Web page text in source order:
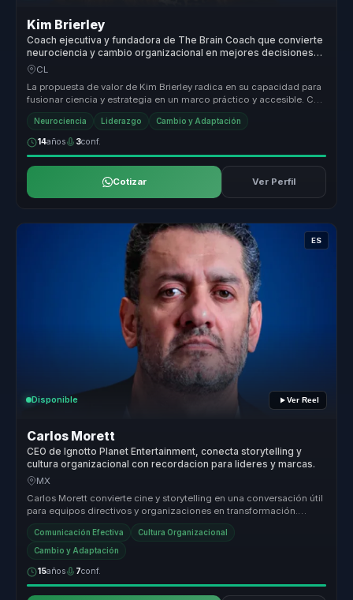
Kim Brierley
Coach ejecutiva y fundadora de The Brain Coach que convierte
neurociencia y cambio organizacional en mejores decisiones
para lideres.
CL
La propuesta de valor de Kim Brierley radica en su capacidad para
fusionar ciencia y estrategia en un marco práctico y accesible. Con
for...
Neurociencia Liderazgo Cambio y Adaptación
14años 3conf.
Cotizar Ver Perfil
ES
Disponible Ver Reel
Carlos Morett
CEO de Ignotto Planet Entertainment, conecta storytelling y
cultura organizacional con recordacion para lideres y marcas.
MX
Carlos Morett convierte cine y storytelling en una conversación útil
para equipos directivos y organizaciones en transformación.
Funciona...
Comunicación Efectiva Cultura Organizacional
Cambio y Adaptación
15años 7conf.